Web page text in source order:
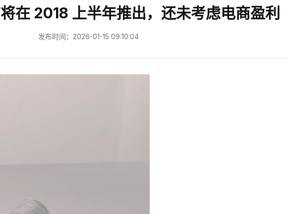
在 2018 上半年推出，还未考虑电商盈利
发布时间：2026-01-15 09:10:04